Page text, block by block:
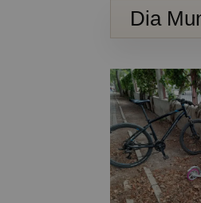
Dia